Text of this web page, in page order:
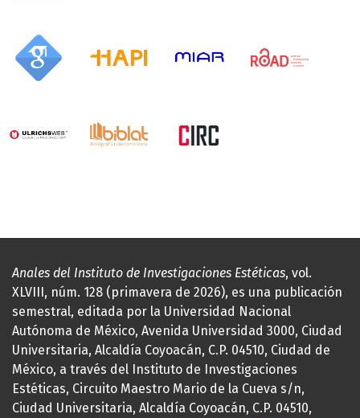
Anales del Instituto de Investigaciones Estéticas, vol.
XLVIII, núm. 128 (primavera de 2026), es una publicación
semestral, editada por la Universidad Nacional
Autónoma de México, Avenida Universidad 3000, Ciudad
Universitaria, Alcaldía Coyoacán, C.P. 04510, Ciudad de
México, a través del Instituto de Investigaciones
Estéticas, Circuito Maestro Mario de la Cueva s/n,
Ciudad Universitaria, Alcaldía Coyoacán, C.P. 04510,